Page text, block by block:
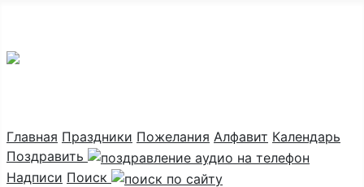
Главная Праздники Пожелания Алфавит Календарь
Поздравить
Надписи Поиск